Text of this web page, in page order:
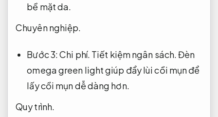
bề mặt da.
Chuyên nghiệp.
Bước 3:Chi phí. Tiết kiệm ngân sách.Đèn
omega green light giúp đẩy lùi cồi mụn để
lấy cồi mụn dễ dàng hơn.
Quy trình.